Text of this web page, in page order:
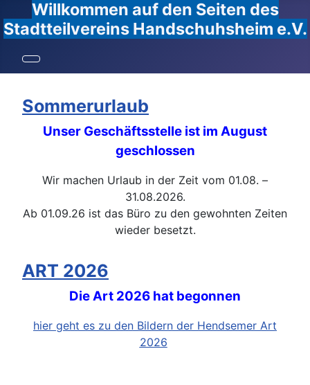
Willkommen auf den Seiten des
Stadtteilvereins Handschuhsheim e.V.
Sommerurlaub
Unser Geschäftsstelle ist im August
geschlossen
Wir machen Urlaub in der Zeit vom 01.08. –
31.08.2026.
Ab 01.09.26 ist das Büro zu den gewohnten Zeiten
wieder besetzt.
ART 2026
Die Art 2026 hat begonnen
hier geht es zu den Bildern der Hendsemer Art
2026